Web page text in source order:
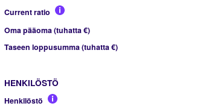
Current ratio
Oma pääoma (tuhatta €)
Taseen loppusumma (tuhatta €)
HENKILÖSTÖ
Henkilöstö